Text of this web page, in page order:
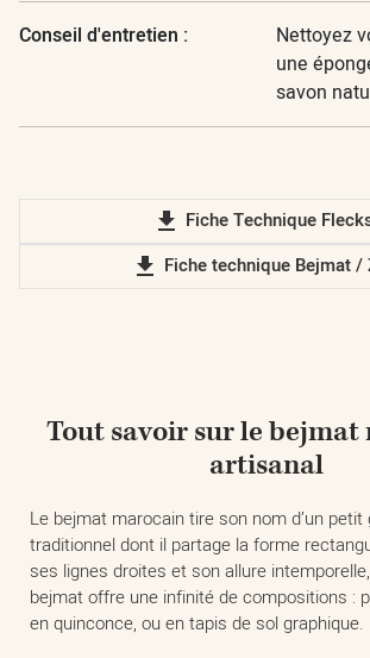
Conseil d'entretien :
Nettoyez
une
savon
file_download Fiche Technique
file_download Fiche technique Bejmat /
Tout savoir sur le
artisanal
Le bejmat marocain tire son nom d’un petit
traditionnel dont il partage la forme
ses lignes droites et son allure
bejmat offre une infinité de compositions :
en quinconce, ou en tapis de sol graphique.